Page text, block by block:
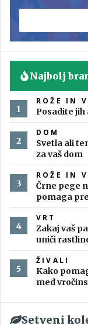
Najbolj
ROŽE IN
Posadite jih
DOM
Svetla ali
za vaš dom
ROŽE IN
Črne pege
pomaga
VRT
Zakaj vaš
uniči
ŽIVALI
Kako
med
Setveni